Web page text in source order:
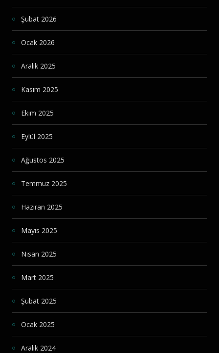
Şubat 2026
Ocak 2026
Aralık 2025
Kasım 2025
Ekim 2025
Eylül 2025
Ağustos 2025
Temmuz 2025
Haziran 2025
Mayıs 2025
Nisan 2025
Mart 2025
Şubat 2025
Ocak 2025
Aralık 2024